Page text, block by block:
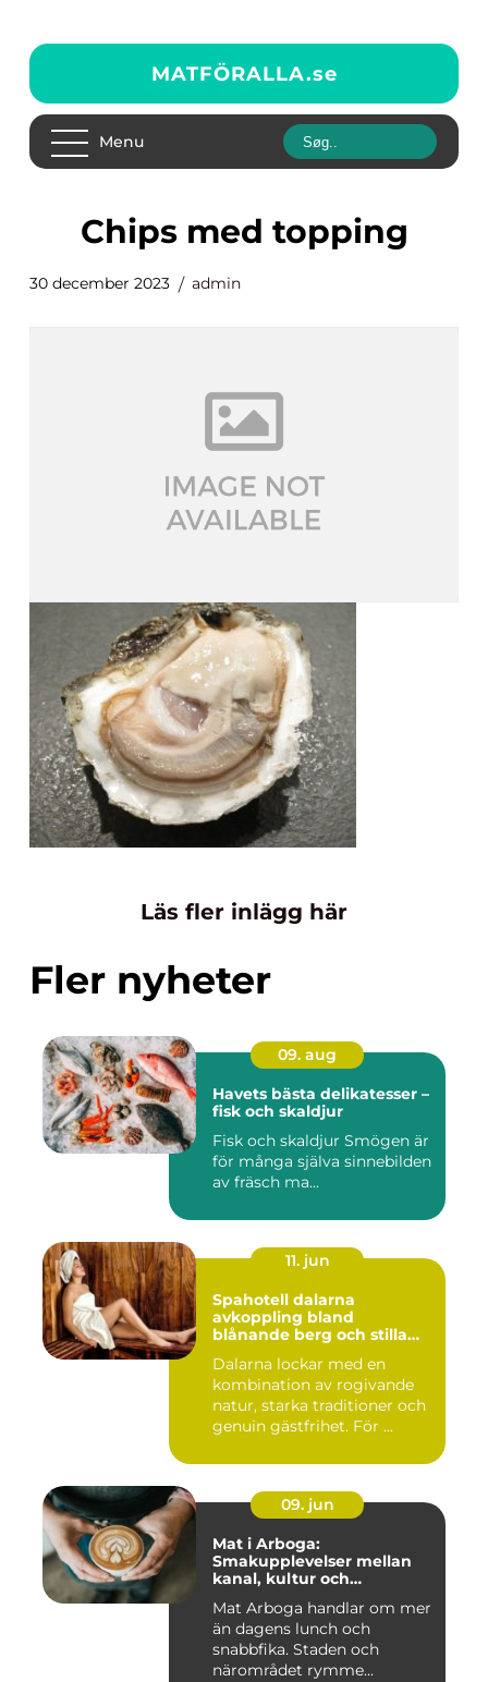
MATFÖRALLA.se
Menu
chips med topping
30 december 2023 admin
Läs fler inlägg här
Fler nyheter
09. aug
Havets bästa delikatesser –
fisk och skaldjur
Fisk och skaldjur Smögen är
för många själva sinnebilden
av fräsch ma...
11. jun
Spahotell dalarna
avkoppling bland
blånande berg och stilla
Dalarna lockar med en
kombination av rogivande
natur, starka traditioner och
genuin gästfrihet. För ...
09. jun
Mat i Arboga:
Smakupplevelser mellan
kanal, kultur och
Mat Arboga handlar om mer
än dagens lunch och
snabbfika. Staden och
närområdet rymme...